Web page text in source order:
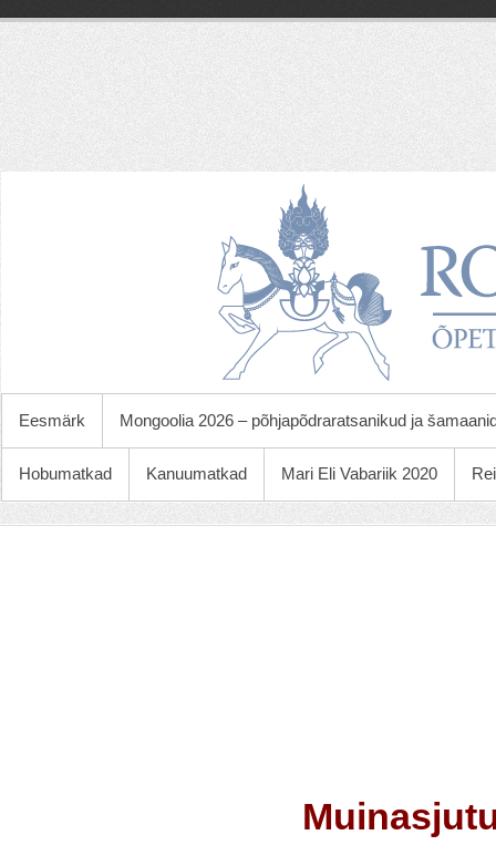
content
Roy
Strideri
kasulikud
PRIMARY MENU
Eesmärk Mongoolia 2026 – põhjapõdraratsanikud ja
Hobumatkad Kanuumatkad Mari Eli Vabariik 2020